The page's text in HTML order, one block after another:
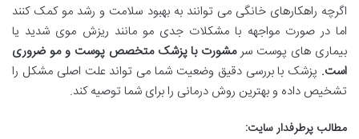
اگرچه راهکارهای خانگی می توانند به بهبود سلامت و رشد مو کمک کنند
اما در صورت مواجهه با مشکلات جدی مو مانند ریزش موی شدید یا
بیماری های پوست سرمشورت با پزشک متخصص پوست و مو ضروری
است. پزشک با بررسی دقیق وضعیت شما می تواند علت اصلی مشکل را
تشخیص داده و بهترین روش درمانی را برای شما توصیه کند.
مطالب پرطرفدار سایت: